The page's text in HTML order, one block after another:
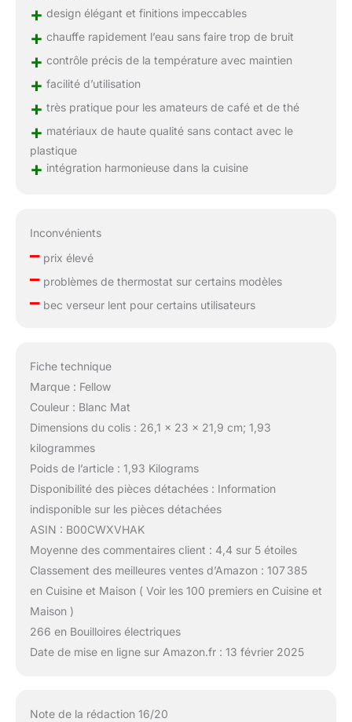
+ design élégant et finitions impeccables
+ chauffe rapidement l’eau sans faire trop de bruit
+ contrôle précis de la température avec maintien
+ facilité d’utilisation
+ très pratique pour les amateurs de café et de thé
+ matériaux de haute qualité sans contact avec le
plastique
+ intégration harmonieuse dans la cuisine
Inconvénients
–prix élevé
–problèmes de thermostat sur certains modèles
–bec verseur lent pour certains utilisateurs
Fiche technique
Marque : Fellow
Couleur : Blanc Mat
Dimensions du colis : 26,1 x 23 x 21,9 cm; 1,93
kilogrammes
Poids de l’article : 1,93 Kilograms
Disponibilité des pièces détachées : Information
indisponible sur les pièces détachées
ASIN : B00CWXVHAK
Moyenne des commentaires client : 4,4 sur 5 étoiles
Classement des meilleures ventes d’Amazon : 107 385
en Cuisine et Maison ( Voir les 100 premiers en Cuisine et
Maison )
266 en Bouilloires électriques
Date de mise en ligne sur Amazon.fr : 13 février 2025
Note de la rédaction 16/20